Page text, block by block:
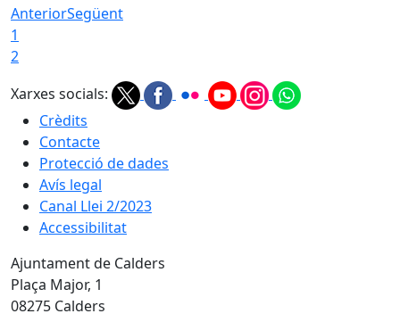
AnteriorSegüent
1
2
Xarxes socials:
Crèdits
Contacte
Protecció de dades
Avís legal
Canal Llei 2/2023
Accessibilitat
Ajuntament de Calders
Plaça Major, 1
08275 Calders